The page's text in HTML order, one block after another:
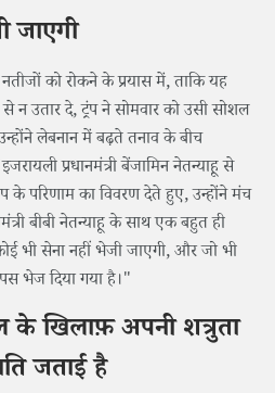
जाएगी
को रोकने के प्रयास में, ताकि यह
न उतार दे, ट्रंप ने सोमवार को उसी सोशल
लेबनान में बढ़ते तनाव के बीच
प्रधानमंत्री बेंजामिन नेतन्याहू से
के परिणाम का विवरण देते हुए, उन्होंने मंच
बीबी नेतन्याहू के साथ एक बहुत ही
भी सेना नहीं भेजी जाएगी, और जो भी
भेज दिया गया है।"
के खिलाफ़ अपनी शत्रुता
जताई है